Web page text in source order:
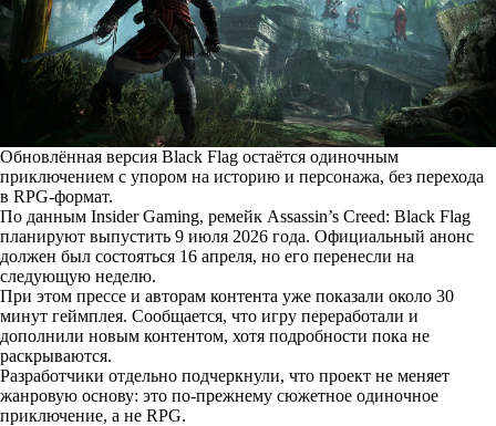
Обновлённая версия Black Flag остаётся одиночным
приключением с упором на историю и персонажа, без перехода
в RPG-формат.
По данным Insider Gaming, ремейк Assassin’s Creed: Black Flag
планируют выпустить 9 июля 2026 года. Официальный анонс
должен был состояться 16 апреля, но его перенесли на
следующую неделю.
При этом прессе и авторам контента уже показали около 30
минут геймплея. Сообщается, что игру переработали и
дополнили новым контентом, хотя подробности пока не
раскрываются.
Разработчики отдельно подчеркнули, что проект не меняет
жанровую основу: это по-прежнему сюжетное одиночное
приключение, а не RPG.